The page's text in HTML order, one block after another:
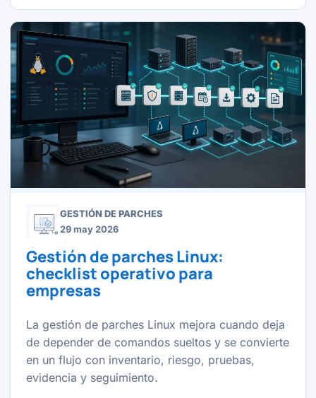
GESTIÓN DE PARCHES
29 may 2026
Gestión de parches Linux:
checklist operativo para
empresas
La gestión de parches Linux mejora cuando deja
de depender de comandos sueltos y se convierte
en un flujo con inventario, riesgo, pruebas,
evidencia y seguimiento.